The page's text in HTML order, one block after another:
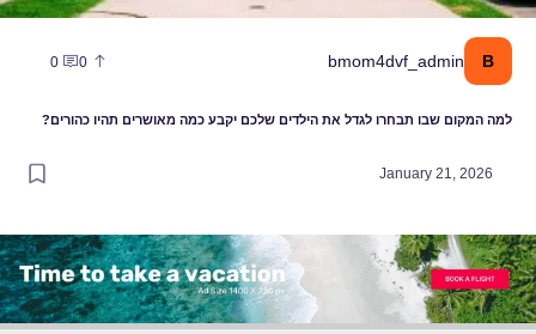
B
bmom4dvf_admin
0
0
למה המקום שבו תבחרו לגדל את הילדים שלכם יקבע כמה מאושרים תהיו כהורים?
January 21, 2026